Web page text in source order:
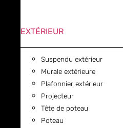
EXTÉRIEUR
Suspendu extérieur
Murale extérieure
Plafonnier extérieur
Projecteur
Tête de poteau
Poteau